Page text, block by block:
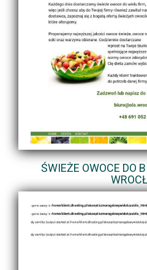
ŚWIEŻE OWOCE DO